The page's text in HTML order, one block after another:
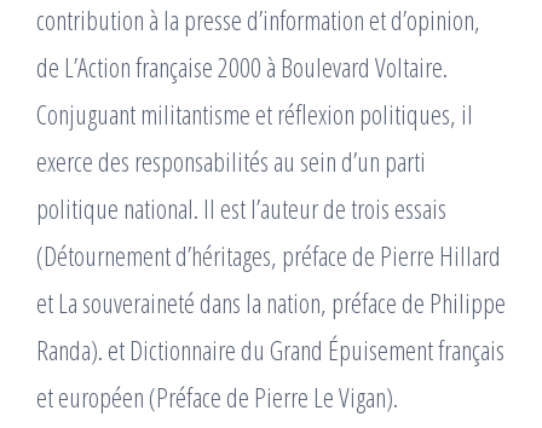
contribution à la presse d’information et d’opinion,
de L’Action française 2000 à Boulevard Voltaire.
Conjuguant militantisme et réflexion politiques, il
exerce des responsabilités au sein d’un parti
politique national. Il est l’auteur de trois essais
(Détournement d’héritages, préface de Pierre Hillard
et La souveraineté dans la nation, préface de Philippe
Randa). et Dictionnaire du Grand Épuisement français
et européen (Préface de Pierre Le Vigan).